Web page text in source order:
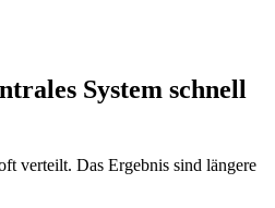
System schnell
verteilt. Das Ergebnis sind längere